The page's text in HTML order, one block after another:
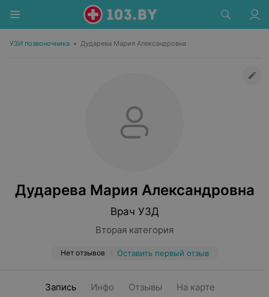
УЗИ позвоночника • Дударева Мария Александровна
Дударева Мария Александровна
Врач УЗД
Вторая категория
Нет отзывов Оставить первый отзыв
Запись Инфо Отзывы На карте